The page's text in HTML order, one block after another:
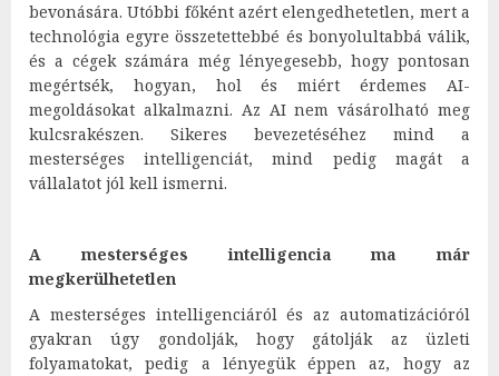
bevonására. Utóbbi főként azért elengedhetetlen, mert a
technológia egyre összetettebbé és bonyolultabbá válik,
és a cégek számára még lényegesebb, hogy pontosan
megértsék, hogyan, hol és miért érdemes AI-
megoldásokat alkalmazni. Az AI nem vásárolható meg
kulcsrakészen. Sikeres bevezetéséhez mind a
mesterséges intelligenciát, mind pedig magát a
vállalatot jól kell ismerni.
A mesterséges intelligencia ma már
megkerülhetetlen
A mesterséges intelligenciáról és az automatizációról
gyakran úgy gondolják, hogy gátolják az üzleti
folyamatokat, pedig a lényegük éppen az, hogy az